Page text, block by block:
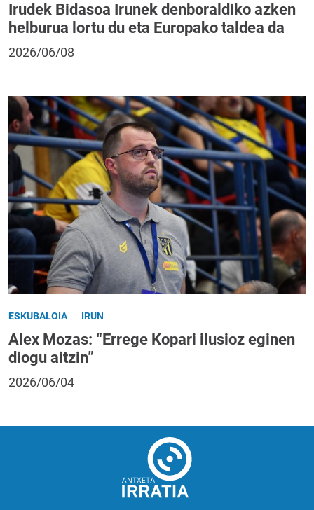
Irudek Bidasoa Irunek denboraldiko azken
helburua lortu du eta Europako taldea da
2026/06/08
ESKUBALOIA IRUN
Alex Mozas: “Errege Kopari ilusioz eginen
diogu aitzin”
2026/06/04